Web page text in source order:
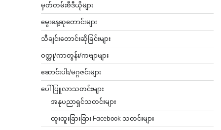
မှတ်တမ်းဗီဒီယိုများ
မွေးနေ့ဆုတောင်းများ
သီချင်းတောင်းဆိုခြင်းများ
ဝတ္ထု/ကာတွန်း/ကဗျာများ
ဆောင်းပါး/မဂ္ဂဇင်းများ
ပေါ်ပြူလာသတင်းများ
အနုပညာရှင်သတင်းများ
ထူးထူးခြားခြား Facebook သတင်းများ